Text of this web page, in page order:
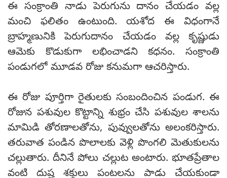
ఈ సంక్రాంతి నాడు పెరుగును దానం చేయడం వల్ల
మంచి ఫలితం ఉంటుంది. యశోద ఈ విధంగానే
బ్రాహ్మణునికి పెరుగుదానం చేయడం వల్ల కృష్ణుడు
ఆమెకు కొడుకుగా లభించాడని కధనం. సంక్రాంతి
పండుగలో మూడవ రోజు కనుమగా ఆచరిస్తారు.
ఈ రోజు పూర్తిగా రైతులకు సంబందించిన పండుగ. ఈ
రోజున పశువుల కొట్టాన్ని శుభ్రం చేసి పశువుల శాలను
మామిడి తోరణాలతోను, పువ్వులతోను అలంకరిస్తారు.
తరువాత పండిన పొలాలకు వెళ్లి పొంగలి మెతుకులను
చల్లుతారు. దీనినే పోలు చల్లుట అంటారు. భూతప్రేతాల
వంటి దుష్ట శక్తులు పంటలను పాడు చేయకుండా